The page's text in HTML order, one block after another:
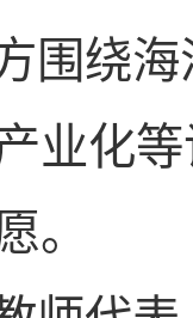
围绕
业化
。